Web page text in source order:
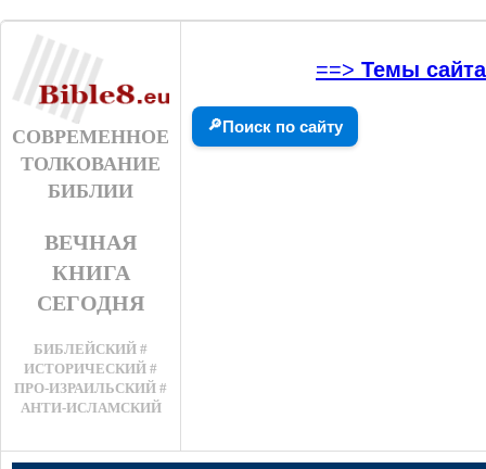
СОВРЕМЕННОЕ
ТОЛКОВАНИЕ
БИБЛИИ
ВЕЧНАЯ
КНИГА
СЕГОДНЯ
БИБЛЕЙСКИЙ #
ИСТОРИЧЕСКИЙ #
ПРО-ИЗРАИЛЬСКИЙ #
АНТИ-ИСЛАМСКИЙ
==> Темы сайта
🔎Поиск по сайту